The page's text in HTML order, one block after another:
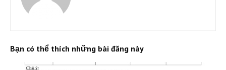
Bạn có thể thích những bài đăng này